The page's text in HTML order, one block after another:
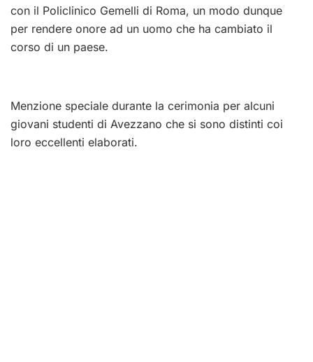
con il Policlinico Gemelli di Roma, un modo dunque
per rendere onore ad un uomo che ha cambiato il
corso di un paese.
Menzione speciale durante la cerimonia per alcuni
giovani studenti di Avezzano che si sono distinti coi
loro eccellenti elaborati.